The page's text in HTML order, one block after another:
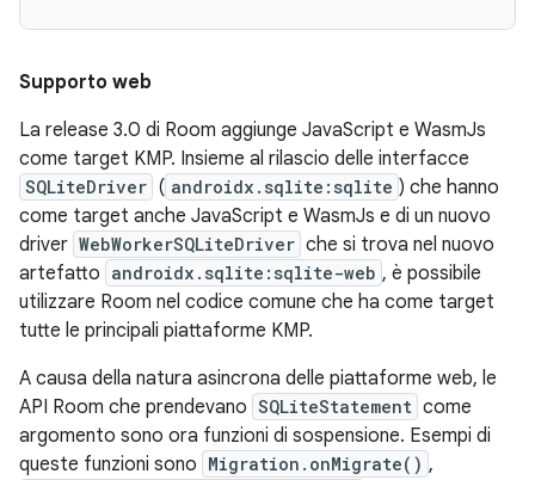
Supporto web
La release 3.0 di Room aggiunge JavaScript e WasmJs
come target KMP. Insieme al rilascio delle interfacce
SQLiteDriver ( androidx.sqlite:sqlite ) che hanno
come target anche JavaScript e WasmJs e di un nuovo
driver WebWorkerSQLiteDriver che si trova nel nuovo
artefatto androidx.sqlite:sqlite-web , è possibile
utilizzare Room nel codice comune che ha come target
tutte le principali piattaforme KMP.
A causa della natura asincrona delle piattaforme web, le
API Room che prendevano SQLiteStatement come
argomento sono ora funzioni di sospensione. Esempi di
queste funzioni sono Migration.onMigrate() ,